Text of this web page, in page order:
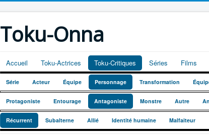
Toku-Onna
Accueil Toku-Actrices Toku-Critiques Séries Films
Série Acteur Équipe Personnage Transformation
Protagoniste Entourage Antagoniste Monstre Autre
Récurrent Subalterne Allié Identité humaine Malfaiteur